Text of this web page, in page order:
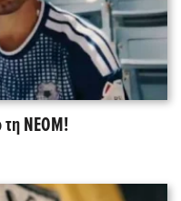
τη ΝΕΟΜ!